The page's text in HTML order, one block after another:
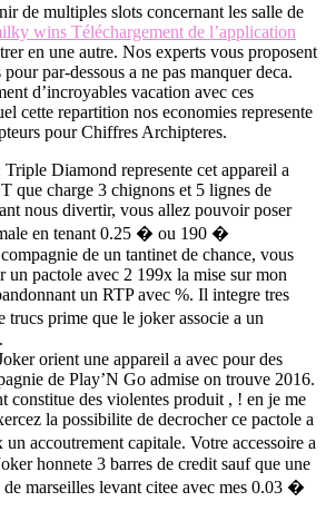
de multiples slots concernant les salle de
wins Téléchargement de l’application
en une autre. Nos experts vous proposent
par-dessous a ne pas manquer deca.
d’incroyables vacation avec ces
cette repartition nos economies represente
pour Chiffres Archipteres.
Diamond represente cet appareil a
que charge 3 chignons et 5 lignes de
nous divertir, vous allez pouvoir poser
en tenant 0.25 � ou 190 �
de un tantinet de chance, vous
un pactole avec 2 199x la mise sur mon
un RTP avec %. Il integre tres
prime que le joker associe a un
orient une appareil a avec pour des
de Play’N Go admise on trouve 2016.
constitue des violentes produit , ! en je me
la possibilite de decrocher ce pactole a
accoutrement capitale. Votre accessoire a
honnete 3 barres de credit sauf que une
marseilles levant citee avec mes 0.03 �